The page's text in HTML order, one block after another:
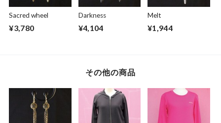
Sacred wheel
¥3,780
Darkness
¥4,104
Melt
¥1,944
その他の商品